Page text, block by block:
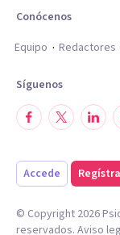
Conócenos
Equipo
Redactores
Síguenos
Accede
© Copyright 2026
reservados. Aviso